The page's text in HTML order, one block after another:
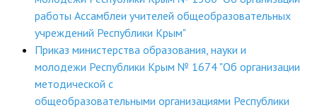
работы Ассамблеи учителей общеобразовательных
учреждений Республики Крым"
Приказ министерства образования, науки и
молодежи Республики Крым № 1674 "Об организации
методической с
общеобразовательными организациями Республики